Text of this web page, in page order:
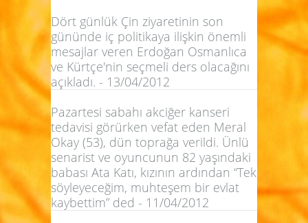
Dört günlük Çin ziyaretinin son
gününde iç politikaya ilişkin önemli
mesajlar veren Erdoğan Osmanlıca
ve Kürtçe'nin seçmeli ders olacağını
açıkladı. - 13/04/2012
Pazartesi sabahı akciğer kanseri
tedavisi görürken vefat eden Meral
Okay (53), dün toprağa verildi. Ünlü
senarist ve oyuncunun 82 yaşındaki
babası Ata Katı, kızının ardından “Tek
söyleyeceğim, muhteşem bir evlat
kaybettim” ded - 11/04/2012